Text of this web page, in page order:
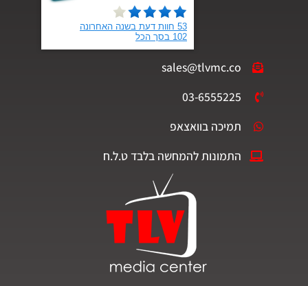
sales@tlvmc.co
03-6555225
תמיכה בוואצאפ
התמונות להמחשה בלבד ט.ל.ח